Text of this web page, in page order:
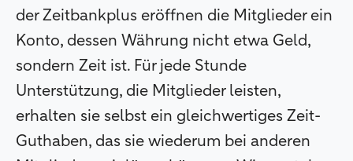
der Zeitbankplus eröffnen die Mitglieder ein
Konto, dessen Währung nicht etwa Geld,
sondern Zeit ist. Für jede Stunde
Unterstützung, die Mitglieder leisten,
erhalten sie selbst ein gleichwertiges Zeit-
Guthaben, das sie wiederum bei anderen